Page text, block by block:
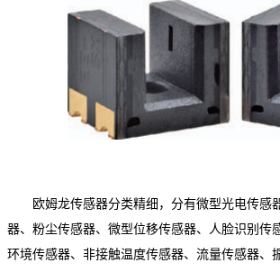
欧姆龙传感器分类精细，分有微型光电传感
器、粉尘传感器、微型位移传感器、人脸识别传
环境传感器、非接触温度传感器、流量传感器、